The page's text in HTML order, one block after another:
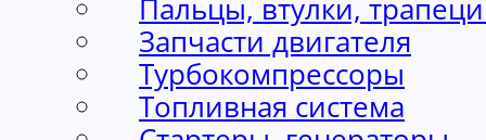
Пальцы, втулки,
Запчасти двигателя
Турбокомпрессоры
Топливная система